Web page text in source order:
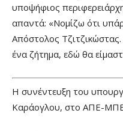
υποψήφιος
απαντά: «Νομίζω ότι
Απόστολος
ένα ζήτημα, εδώ θα
Η συνέντευξη του
Καράογλου, στο ΑΠΕ-ΜΠΕ